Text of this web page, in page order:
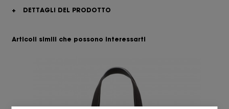
+
DETTAGLI DEL PRODOTTO
Articoli simili che possono interessarti